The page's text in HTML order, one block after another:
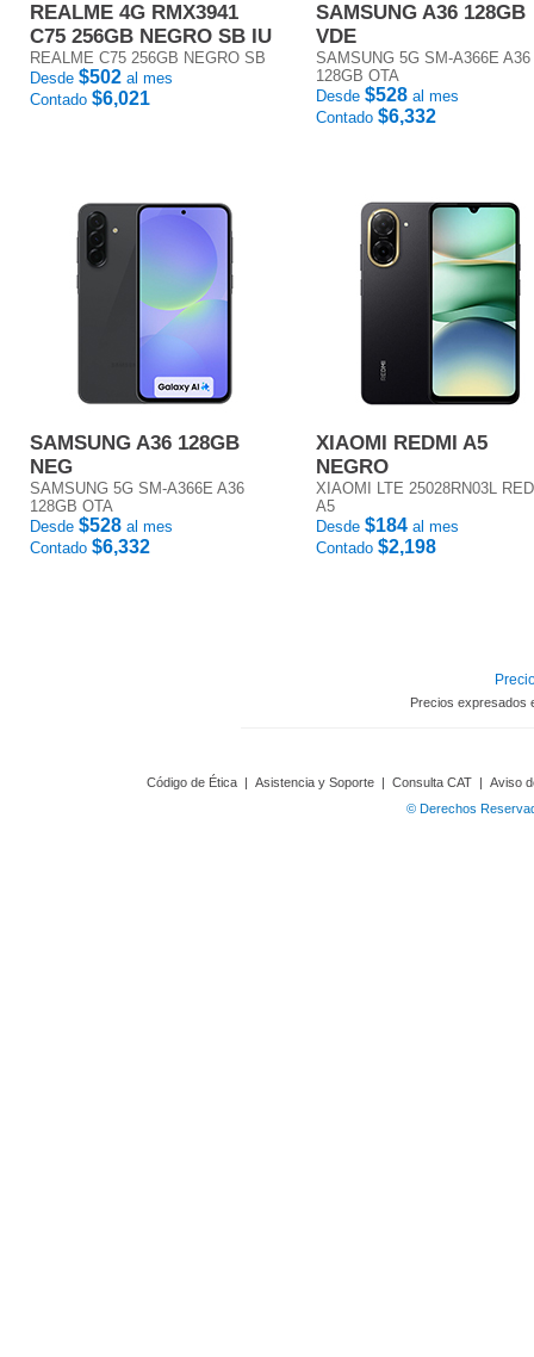
REALME 4G RMX3941
C75 256GB NEGRO SB IU
REALME C75 256GB NEGRO SB
Desde $502 al mes
Contado $6,021
SAMSUNG A36 128GB
VDE
SAMSUNG 5G SM-A366E A36
128GB OTA
Desde $528 al mes
Contado $6,332
SAMSUNG A36 128GB
NEG
SAMSUNG 5G SM-A366E A36
128GB OTA
Desde $528 al mes
Contado $6,332
XIAOMI REDMI A5
NEGRO
XIAOMI LTE 25028RN03L
A5
Desde $184 al mes
Contado $2,198
Precios expresados
Código de Ética | Asistencia y Soporte | Consulta CAT | Aviso
© Derechos